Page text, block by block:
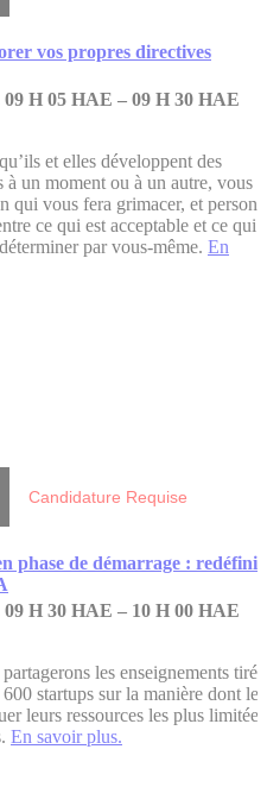
vos propres directives
H 05 HAE – 09 H 30 HAE
et elles développent des
à un moment ou à un autre, vous
qui vous fera grimacer, et
ce qui est acceptable et ce qui
par vous-même. En
Candidature Requise
phase de démarrage : redéfinir
H 30 HAE – 10 H 00 HAE
les enseignements tirés
startups sur la manière dont les
leurs ressources les plus
En savoir plus.